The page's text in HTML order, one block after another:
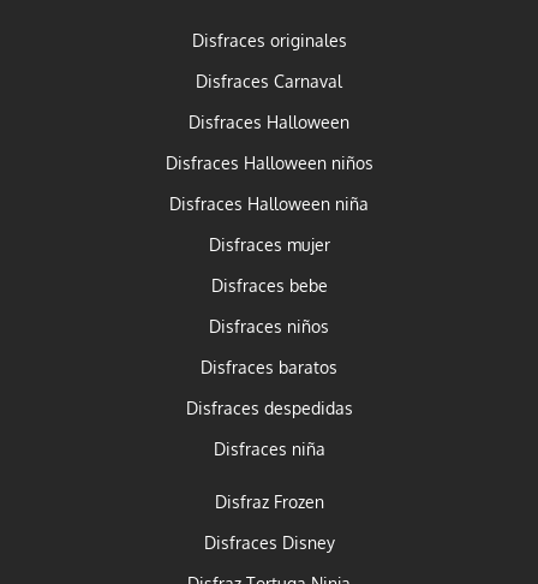
Disfraces originales
Disfraces Carnaval
Disfraces Halloween
Disfraces Halloween niños
Disfraces Halloween niña
Disfraces mujer
Disfraces bebe
Disfraces niños
Disfraces baratos
Disfraces despedidas
Disfraces niña
Disfraz Frozen
Disfraces Disney